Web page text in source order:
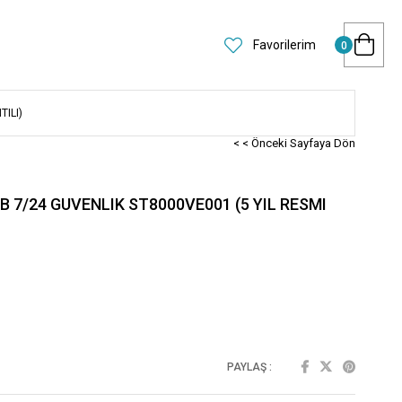
Favorilerim 0
< < Önceki Sayfaya Dön
7/24 GUVENLIK ST8000VE001 (5 YIL RESMI
PAYLAŞ :